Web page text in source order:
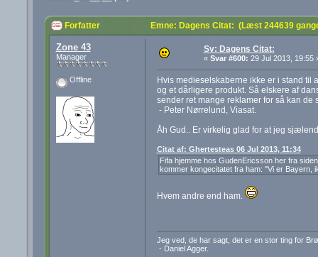
Forfatter Emne: Dagens Citat: (Læst 244639
Zone 43
Manager
Offline
Sv: Dagens Citat:
« Svar #600: 29 Jul 2013, 19:55
Hvis medieselskaberne ikke er i stand
og et dårligere produkt. Så elskere af
sender ret mange reklamer for så kan
- Peter Nørrelund, Viasat.
Åh Gud.. Er virkelig glad for at jeg
Citat af: Ghertesteas 06 Jul 2013, 11:34
Fifa hjemme hos GudenEricsson her fra
kommer kongecitatet fra ham: "Vi er Bayern,
Hvem andre end ham.
Jeg ved, de har sagt, det er en stor ting for
- Daniel Agger.